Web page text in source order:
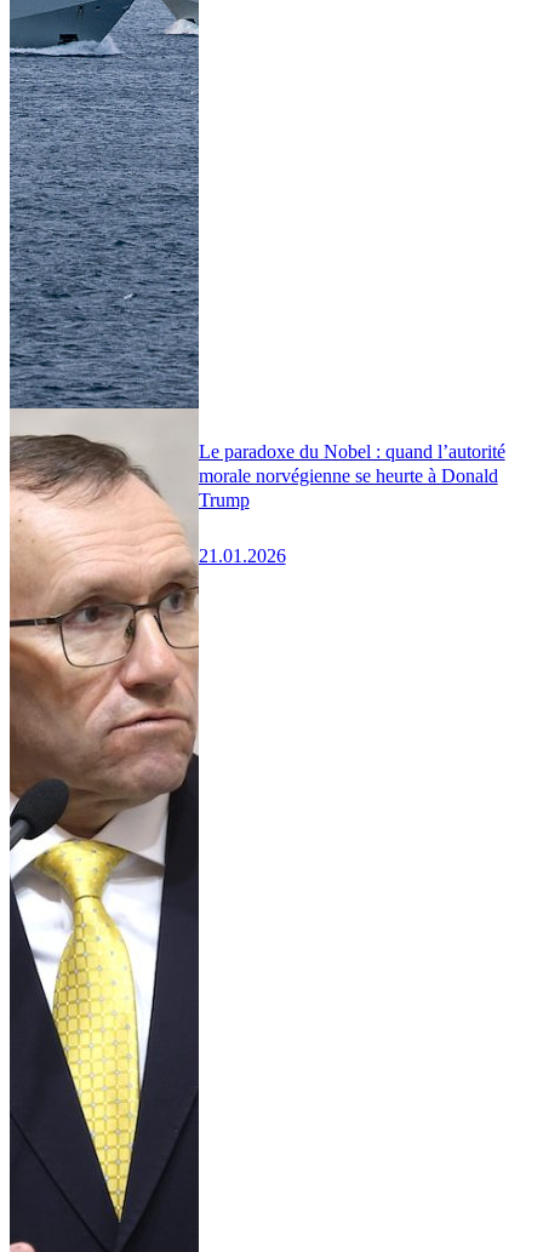
Le paradoxe du Nobel : quand l’autorité
morale norvégienne se heurte à Donald
Trump
21.01.2026